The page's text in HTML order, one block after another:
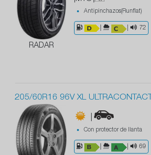
RADAR
Antipinchazos(Runflat)
72
205/60R16 96V XL ULTRACONTACT
|
Con protector de llanta
69